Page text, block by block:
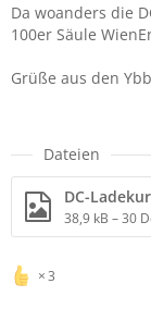
Da woanders die
100er Säule
Grüße aus den
Dateien
DC-
38,9 kB – 30
3